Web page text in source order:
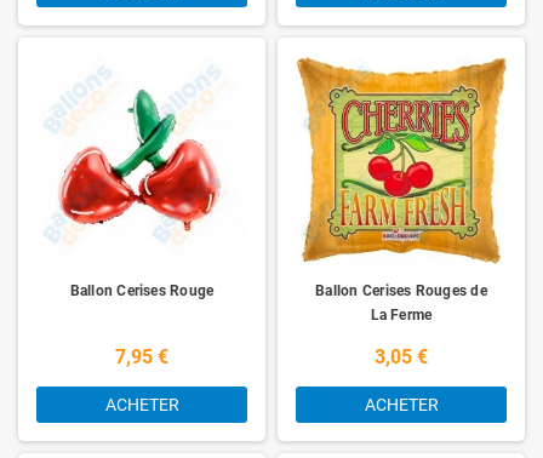
Ballon Cerises Rouge
7,95 €
ACHETER
Ballon Cerises Rouges de
La Ferme
3,05 €
ACHETER